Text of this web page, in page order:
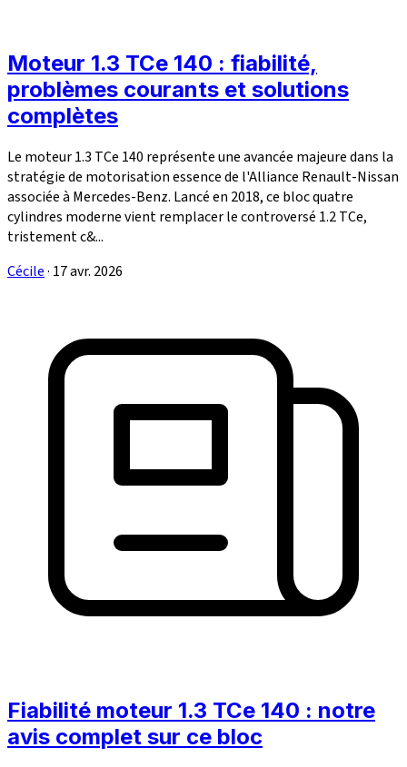
Moteur 1.3 TCe 140 : fiabilité,
problèmes courants et solutions
complètes
Le moteur 1.3 TCe 140 représente une avancée majeure dans la
stratégie de motorisation essence de l'Alliance Renault-Nissan
associée à Mercedes-Benz. Lancé en 2018, ce bloc quatre
cylindres moderne vient remplacer le controversé 1.2 TCe,
tristement c&...
Cécile· 17 avr. 2026
Fiabilité moteur 1.3 TCe 140 : notre
avis complet sur ce bloc